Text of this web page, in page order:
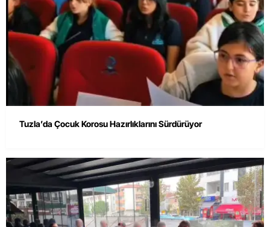
Tuzla’da Çocuk Korosu Hazırlıklarını Sürdürüyor